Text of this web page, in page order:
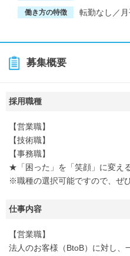
働き方の特徴 転勤なし／
募集概要
採用職種
【営業職】
【技術職】
【事務職】
★「困った」を「笑顔」に変え
※職種の選択可能ですので、ぜ
仕事内容
【営業職】
法人のお客様（BtoB）に対し、